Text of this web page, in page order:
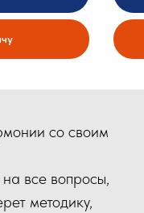
со своим
все вопросы,
методику,